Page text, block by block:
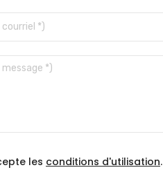
les conditions d'utilisation.